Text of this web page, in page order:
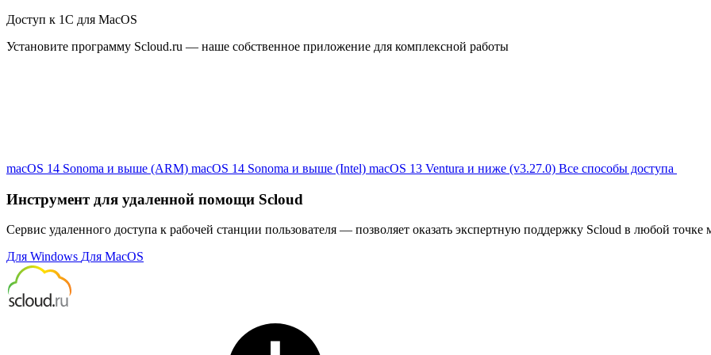
Доступ к 1С для MacOS
Установите программу Scloud.ru — наше собственное приложение для комплексной работы
macOS 14 Sonoma и выше (ARM) macOS 14 Sonoma и выше (Intel) macOS 13 Ventura и ниже (v3.27.0) Все способы доступа
Инструмент для удаленной помощи Scloud
Сервис удаленного доступа к рабочей станции пользователя — позволяет оказать экспертную поддержку Scloud в любой точке
Для Windows Для MacOS